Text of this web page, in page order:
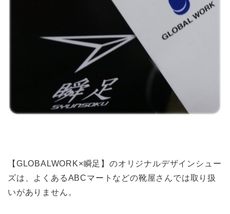
【GLOBALWORK×瞬足】のオリジナルデザインシュー
ズは、よくあるABCマートなどの靴屋さんでは取り扱
いがありません。